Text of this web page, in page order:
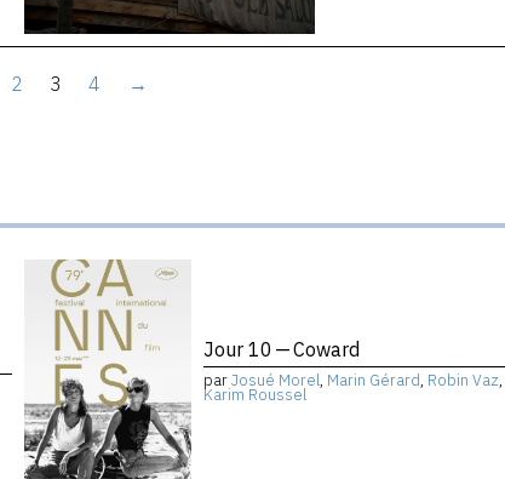
2 3 4 →
Jour 10 — Coward
parJosué Morel, Marin Gérard, Robin Vaz,
Karim Roussel